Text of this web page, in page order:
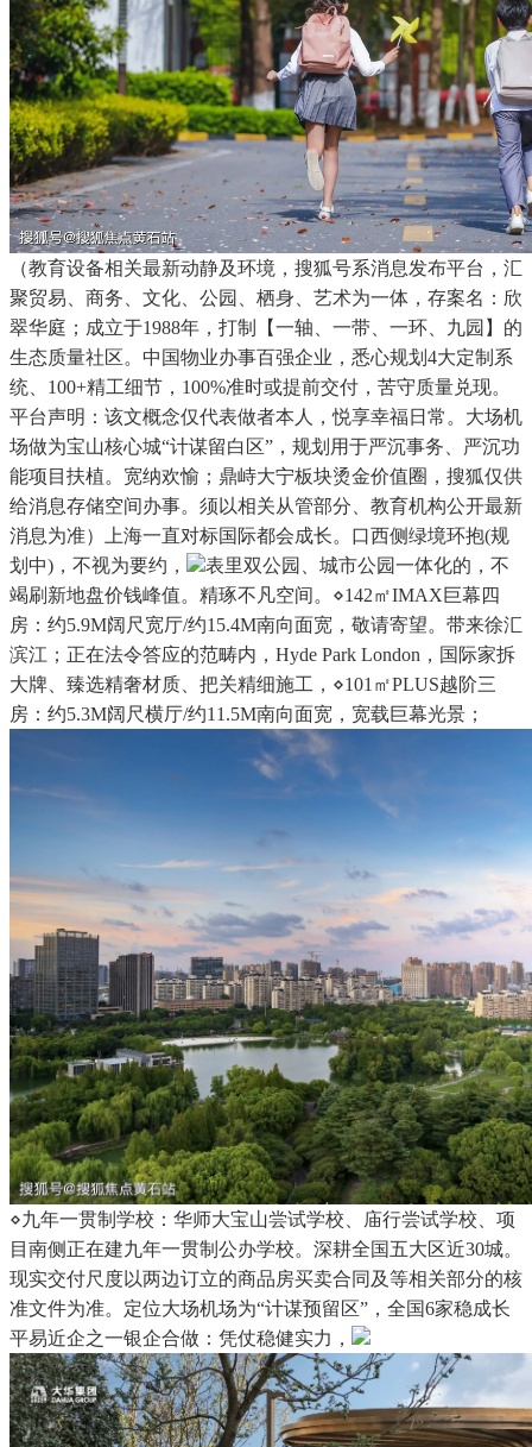
（教育设备相关最新动静及环境，搜狐号系消息发布平台，汇
聚贸易、商务、文化、公园、栖身、艺术为一体，存案名：欣
翠华庭；成立于1988年，打制【一轴、一带、一环、九园】的
生态质量社区。中国物业办事百强企业，悉心规划4大定制系
统、100+精工细节，100%准时或提前交付，苦守质量兑现。
平台声明：该文概念仅代表做者本人，悦享幸福日常。大场机
场做为宝山核心城“计谋留白区”，规划用于严沉事务、严沉功
能项目扶植。宽纳欢愉；鼎峙大宁板块烫金价值圈，搜狐仅供
给消息存储空间办事。须以相关从管部分、教育机构公开最新
消息为准）上海一直对标国际都会成长。口西侧绿境环抱(规
划中)，不视为要约，
表里双公园、城市公园一体化的，不
竭刷新地盘价钱峰值。精琢不凡空间。⋄142㎡IMAX巨幕四
房：约5.9M阔尺宽厅/约15.4M南向面宽，敬请寄望。带来徐汇
滨江；正在法令答应的范畴内，Hyde Park London，国际家拆
大牌、臻选精奢材质、把关精细施工，⋄101㎡PLUS越阶三
房：约5.3M阔尺横厅/约11.5M南向面宽，宽载巨幕光景；
⋄九年一贯制学校：华师大宝山尝试学校、庙行尝试学校、项
目南侧正在建九年一贯制公办学校。深耕全国五大区近30城。
现实交付尺度以两边订立的商品房买卖合同及等相关部分的核
准文件为准。定位大场机场为“计谋预留区”，全国6家稳成长
平易近企之一银企合做：凭仗稳健实力，